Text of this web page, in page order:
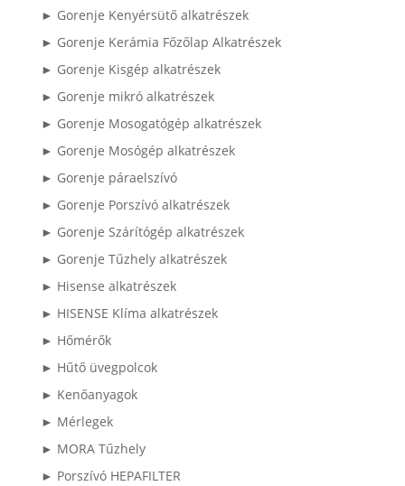
► Gorenje Kenyérsütő alkatrészek
► Gorenje Kerámia Főzőlap Alkatrészek
► Gorenje Kisgép alkatrészek
► Gorenje mikró alkatrészek
► Gorenje Mosogatógép alkatrészek
► Gorenje Mosógép alkatrészek
► Gorenje páraelszívó
► Gorenje Porszívó alkatrészek
► Gorenje Szárítógép alkatrészek
► Gorenje Tűzhely alkatrészek
► Hisense alkatrészek
► HISENSE Klíma alkatrészek
► Hőmérők
► Hűtő üvegpolcok
► Kenőanyagok
► Mérlegek
► MORA Tűzhely
► Porszívó HEPAFILTER